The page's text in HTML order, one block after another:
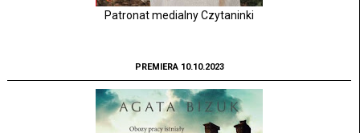
Patronat medialny Czytaninki
PREMIERA 10.10.2023